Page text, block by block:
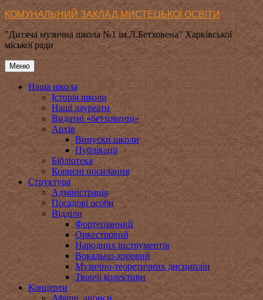
Перейти
до
вмісту
КОМУНАЛЬНИЙ ЗАКЛАД МИСТЕЦЬКОЇ ОСВІТИ
"Дитяча музична школа №1 ім.Л.Бетховена" Харківської
міської ради
Меню
Наша школа
Історія школи
Наші лауреати
Видатні «бетховенці»
Архів
Випуски школи
Публікації
Бібліотека
Корисні посилання
Структура
Адміністрація
Посадові особи
Відділи
Фортепіанний
Оркестровий
Народних інструментів
Вокально-хоровий
Музично-теоретичних дисциплін
Творчі колективи
Концерти
Афіши, анонси